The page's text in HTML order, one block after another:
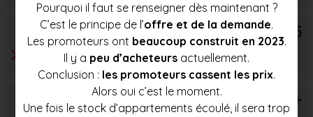
T5
T6+
Pourquoi il faut se renseigner dès maintenant ?
C’est le principe de l’offre et de la demande.
Les promoteurs ont beaucoup construit en 2023.
Il y a peu d’acheteurs actuellement.
Conclusion : les promoteurs cassent les prix.
Alors oui c’est le moment.
Une fois le stock d’appartements écoulé, il sera trop